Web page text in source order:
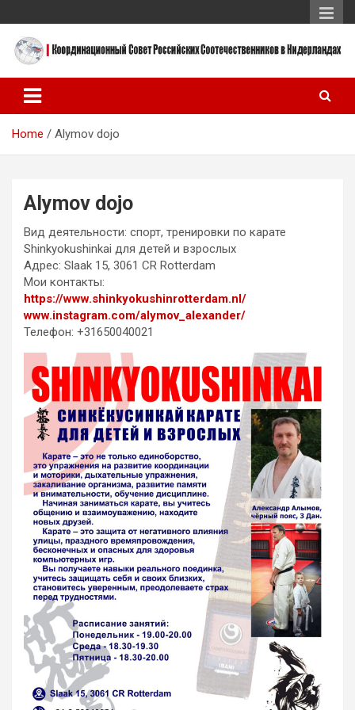
to
content
Координационный Совет
Российских
Соотечественников в
Нидерландах
Home Alymov dojo
Alymov dojo
Вид деятельности: спорт, тренировки по карате
Shinkyokushinkai для детей и взрослых
Адрес: Slaak 15, 3061 CR Rotterdam
Мои контакты:
https://www.shinkyokushinrotterdam.nl/
www.instagram.com/alymov_alexander/
Телефон: +31650040021